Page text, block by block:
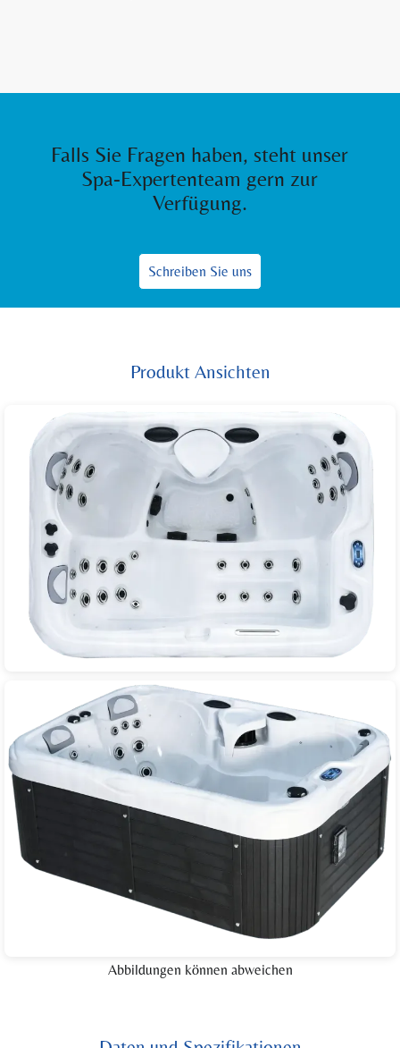
Falls Sie Fragen haben, steht unser
Spa-Expertenteam gern zur
Verfügung.
Schreiben Sie uns
Produkt Ansichten
Abbildungen können abweichen